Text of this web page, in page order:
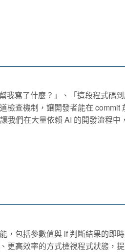
寫了什麼？」、「這段程式碼
查機制，讓開發者能在 commit
我們在大量依賴 AI 的開發流程中
，包括參數值與 if 判斷結果的即
更高效率的方式檢視程式狀態，